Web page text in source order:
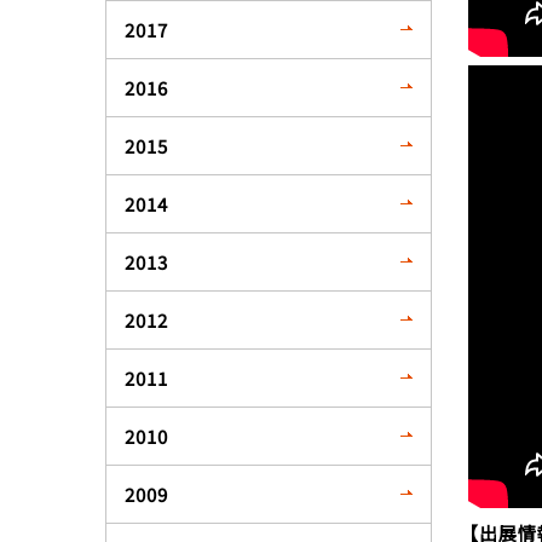
2017
2016
2015
2014
2013
2012
2011
2010
2009
【出展情